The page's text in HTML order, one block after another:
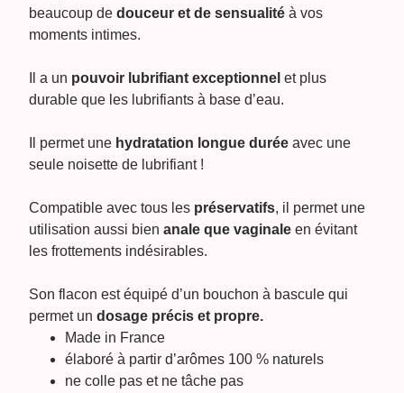
beaucoup dedouceur et de sensualité à vos
moments intimes.
Il a un pouvoir lubrifiant exceptionnel et plus
durable que les lubrifiants à base d’eau.
Il permet une hydratation longue durée avec une
seule noisette de lubrifiant !
Compatible avec tous les préservatifs, il permet une
utilisation aussi bienanale que vaginale en évitant
les frottements indésirables.
Son flacon est équipé d’un bouchon à bascule qui
permet undosage précis et propre.
Made in France
élaboré à partir d’arômes 100 % naturels
ne colle pas et ne tâche pas